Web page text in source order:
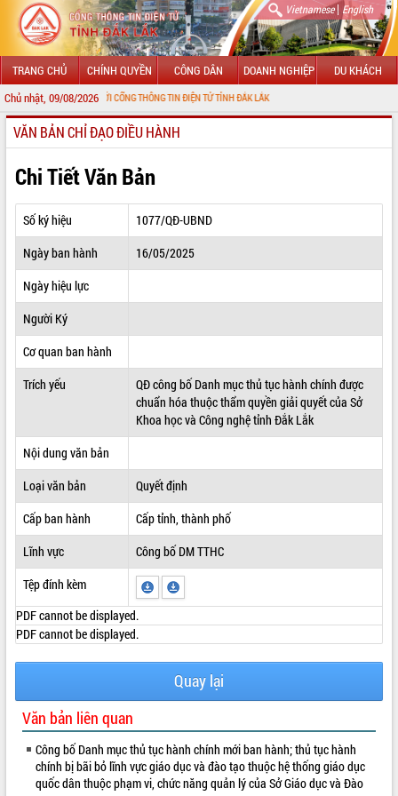
Vietnamese| English
TRANG CHỦ CHÍNH QUYỀN CÔNG DÂN DOANH NGHIỆP DU KHÁCH
Chủ nhật, 09/08/2026
MỪNG ĐẾN VỚI CỔNG THÔNG TIN ĐIỆN TỬ TỈNH ĐẮK LẮK
GIỚI THIỆU
LÃNH ĐẠO UBND TỈNH
TIN TỨC SỰ KIỆN
SỞ, BAN, NGÀNH
THÔNG TIN CHỈ ĐẠO ĐIỀU HÀNH
HỆ THỐNG VĂN BẢN
VĂN BẢN HĐND TỈNH
QUY HOẠCH - KẾ HOẠCH
VĂN BẢN CHỈ ĐẠO ĐIỀU HÀNH
Chi Tiết Văn Bản
Số ký hiệu
1077/QĐ-UBND
Ngày ban hành
16/05/2025
Ngày hiệu lực
Người Ký
Cơ quan ban hành
Trích yếu
QĐ công bố Danh mục thủ tục hành chính được
chuẩn hóa thuộc thẩm quyền giải quyết của Sở
Khoa học và Công nghệ tỉnh Đắk Lắk
Nội dung văn bản
Loại văn bản
Quyết định
Cấp ban hành
Cấp tỉnh, thành phố
Lĩnh vực
Công bố DM TTHC
Tệp đính kèm
PDF cannot be displayed.
PDF cannot be displayed.
Quay lại
Văn bản liên quan
Công bố Danh mục thủ tục hành chính mới ban hành; thủ tục hành
chính bị bãi bỏ lĩnh vực giáo dục và đào tạo thuộc hệ thống giáo dục
quốc dân thuộc phạm vi, chức năng quản lý của Sở Giáo dục và Đào